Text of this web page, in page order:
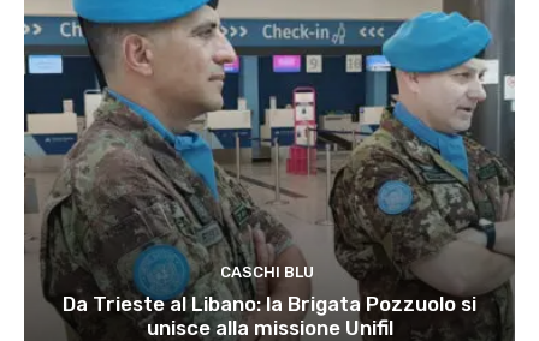
CASCHI BLU
Da Trieste al Libano: la Brigata Pozzuolo si
unisce alla missione Unifil